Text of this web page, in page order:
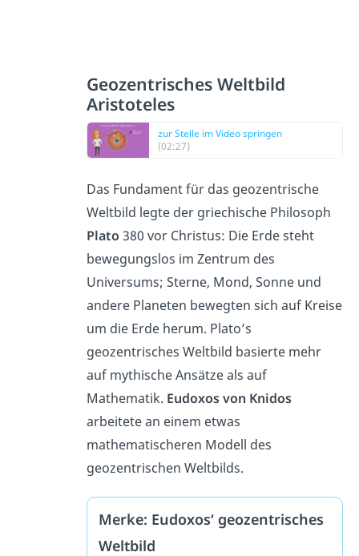
Geozentrisches Weltbild
Aristoteles
zur Stelle im Video springen
(02:27)
Das Fundament für das geozentrische
Weltbild legte der griechische Philosoph
Plato 380 vor Christus: Die Erde steht
bewegungslos im Zentrum des
Universums; Sterne, Mond, Sonne und
andere Planeten bewegten sich auf Kreise
um die Erde herum. Plato’s
geozentrisches Weltbild basierte mehr
auf mythische Ansätze als auf
Mathematik. Eudoxos von Knidos
arbeitete an einem etwas
mathematischeren Modell des
geozentrischen Weltbilds.
Merke: Eudoxos‘ geozentrisches
Weltbild